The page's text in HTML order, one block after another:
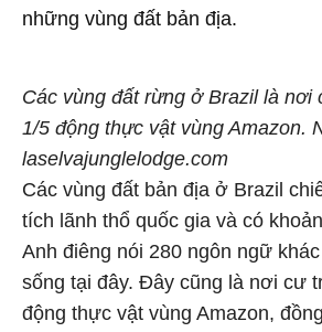
những vùng đất bản địa.
Các vùng đất rừng ở Brazil là nơi
1/5 động thực vật vùng Amazon.
laselvajunglelodge.com
Các vùng đất bản địa ở Brazil
tích lãnh thổ quốc gia và có
Anh điêng nói 280 ngôn ngữ
sống tại đây. Đây cũng là nơi cư
động thực vật vùng Amazon,